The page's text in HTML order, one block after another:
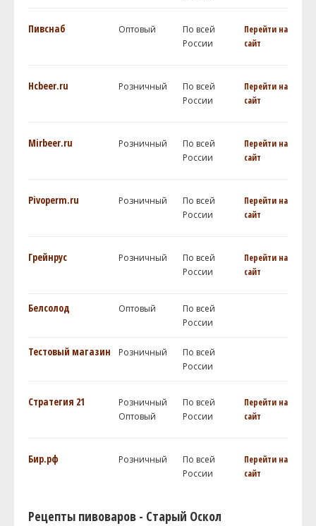
Пивснаб Оптовый
По всей
России
Перейти на
сайт
Hcbeer.ru Розничный
По всей
России
Перейти на
сайт
Mirbeer.ru Розничный
По всей
России
Перейти на
сайт
Pivoperm.ru Розничный
По всей
России
Перейти на
сайт
Грейнрус Розничный
По всей
России
Перейти на
сайт
Белсолод Оптовый
По всей
России
Тестовый магазин Розничный
По всей
России
Стратегия 21
Розничный
Оптовый
По всей
России
Перейти на
сайт
Бир.рф Розничный
По всей
России
Перейти на
сайт
Рецепты пивоваров - Старый Оскол